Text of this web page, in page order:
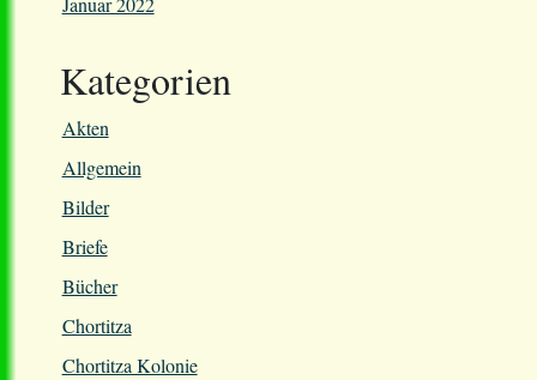
Kategorien
Akten
Allgemein
Bilder
Briefe
Bücher
Chortitza
Chortitza Kolonie